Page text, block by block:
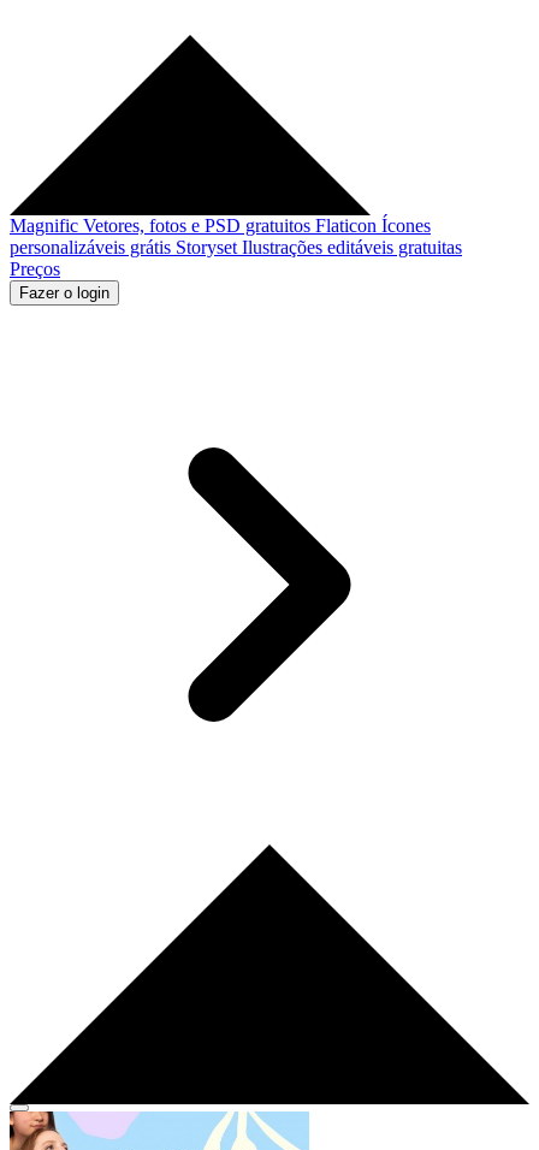
Magnific Vetores, fotos e PSD gratuitos Flaticon Ícones
personalizáveis grátis Storyset Ilustrações editáveis gratuitas
Preços
Fazer o login